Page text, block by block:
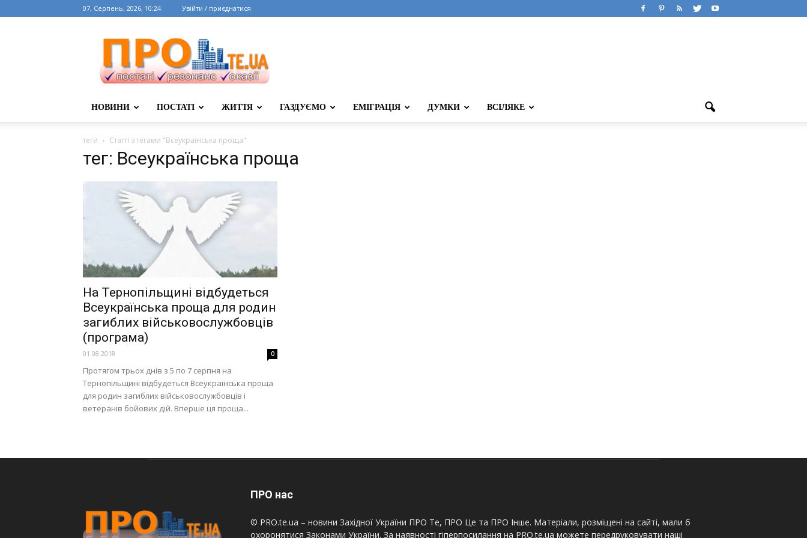
07, Серпень, 2026, 10:24 Увійти / приєднатися
НОВИНИ ПОСТАТІ ЖИТТЯ ГАЗДУЄМО ЕМІГРАЦІЯ ДУМКИ ВСІЛЯКЕ
теги Статті з тегами "Всеукраїнська проща"
тег: Всеукраїнська проща
На Тернопільщині відбудеться
Всеукраїнська проща для родин
загиблих військовослужбовців
(програма)
01.08.2018 0
Протягом трьох днів з 5 по 7 серпня на
Тернопільщині відбудеться Всеукраїнська проща
для родин загиблих військовослужбовців і
ветеранів бойових дій. Вперше ця проща...
ПРО нас
© PRO.te.ua – новини Західної України ПРО Те, ПРО Це та ПРО Інше. Матеріали, розміщені на сайті, мали б
охоронятися Законами України. За наявності гіперпосилання на PRO.te.ua можете передруковувати наші